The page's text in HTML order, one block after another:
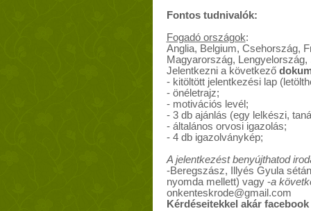
Fontos tudnivalók:
Fogadó országok:
Anglia, Belgium, Csehország,
Magyarország,
Jelentkezni a következő
- kitöltött jelentkezési lap
- önéletrajz;
- motivációs levél;
- 3 db ajánlás (egy lelkészi,
- általános orvosi igazolás;
- 4 db igazolványkép;
A jelentkezést benyújthatod
-Beregszász, Illyés Gyula
nyomda mellett) vagy -a
onkenteskrode@gmail.com
Kérdéseitekkel akár